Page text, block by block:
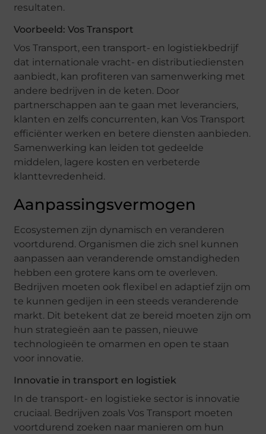
resultaten.
Voorbeeld: Vos Transport
Vos Transport, een transport- en logistiekbedrijf
dat internationale vracht- en distributiediensten
aanbiedt, kan profiteren van samenwerking met
andere bedrijven in de keten. Door
partnerschappen aan te gaan met leveranciers,
klanten en zelfs concurrenten, kan Vos Transport
efficiënter werken en betere diensten aanbieden.
Samenwerking kan leiden tot gedeelde
middelen, lagere kosten en verbeterde
klanttevredenheid.
Aanpassingsvermogen
Ecosystemen zijn dynamisch en veranderen
voortdurend. Organismen die zich snel kunnen
aanpassen aan veranderende omstandigheden
hebben een grotere kans om te overleven.
Bedrijven moeten ook flexibel en adaptief zijn om
te kunnen gedijen in een steeds veranderende
markt. Dit betekent dat ze bereid moeten zijn om
hun strategieën aan te passen, nieuwe
technologieën te omarmen en open te staan
voor innovatie.
Innovatie in transport en logistiek
In de transport- en logistieke sector is innovatie
cruciaal. Bedrijven zoals Vos Transport moeten
voortdurend zoeken naar manieren om hun